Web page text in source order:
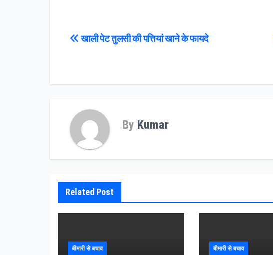
Post
खाली पेट तुलसी की पत्तियां खाने के फायदे
By Kumar
Related Post
बीमारी से बचाव बीमारी से बचाव